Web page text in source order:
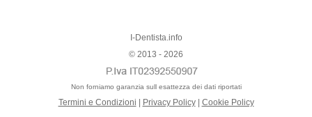
I-Dentista.info
© 2013 - 2026
Non forniamo garanzia sull esattezza dei dati riportati
Termini e Condizioni Privacy Policy| Cookie Policy